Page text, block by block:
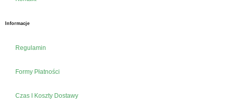
Informacje
Regulamin
Formy Płatności
Czas I Koszty Dostawy